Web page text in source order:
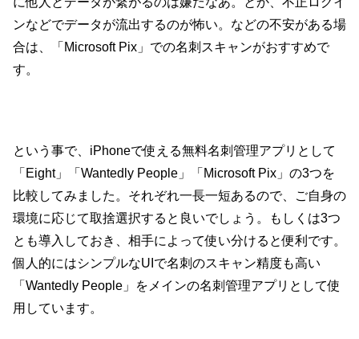
ンなどでデータが流出するのが怖い。などの不安がある場
合は、「Microsoft Pix」での名刺スキャンがおすすめで
す。
という事で、iPhoneで使える無料名刺管理アプリとして
「Eight」「Wantedly People」「Microsoft Pix」の3つを
比較してみました。それぞれ一長一短あるので、ご自身の
環境に応じて取捨選択すると良いでしょう。もしくは3つ
とも導入しておき、相手によって使い分けると便利です。
個人的にはシンプルなUIで名刺のスキャン精度も高い
「Wantedly People」をメインの名刺管理アプリとして使
用しています。